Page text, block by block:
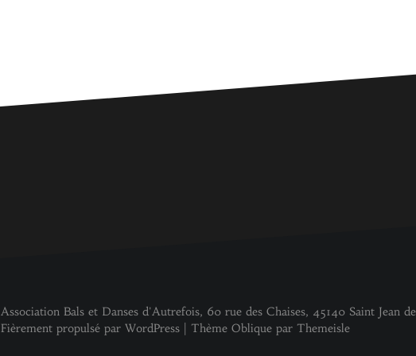
Association Bals et Danses d'Autrefois, 60 rue des Chaises, 45140 Saint Jean
Fièrement propulsé par WordPress| Thème Obliquepar Themeisle